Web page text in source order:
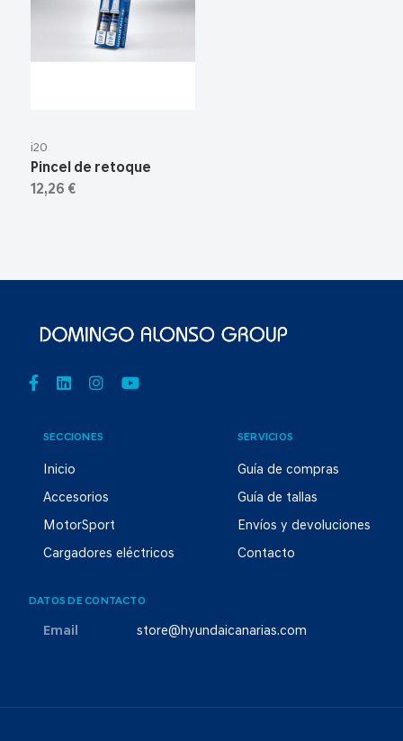
i20
Pincel de retoque
12,26 €
SECCIONES
Inicio
Accesorios
MotorSport
Cargadores eléctricos
SERVICIOS
Guía de compras
Guía de tallas
Envíos y devoluciones
Contacto
DATOS DE CONTACTO
Email store@hyundaicanarias.com